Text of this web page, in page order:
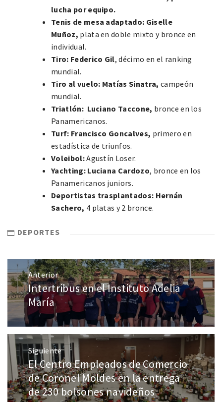
lucha por equipo.
Tenis de mesa adaptado: Giselle
Muñoz, plata en doble mixto y bronce en
individual.
Tiro: Federico Gil, décimo en el ranking
mundial.
Tiro al vuelo: Matías Sinatra, campeón
mundial.
Triatlón: Luciano Taccone, bronce en los
Panamericanos.
Turf: Francisco Goncalves, primero en
estadística de triunfos.
Voleibol:Agustín Loser.
Yachting: Luciana Cardozo, bronce en los
Panamericanos juniors.
Deportistas trasplantados: Hernán
Sachero, 4 platas y 2 bronce.
DEPORTES
Anterior
Intertribus en el Instituto Adelia
María
Siguiente
El Centro Empleados de Comercio
de Coronel Moldes en la entrega
de 230 bolsones navideños